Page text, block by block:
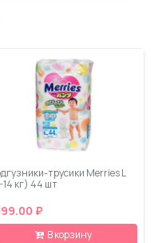
трусики Merries L
кг) 44 шт
₽
В корзину